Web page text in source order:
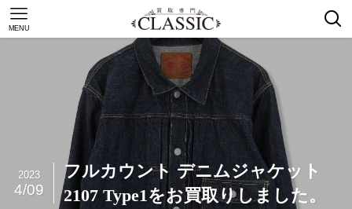
MENU
フルカウント デニムジャケット
2107 Type1をお買取りしました。
2023
4/09